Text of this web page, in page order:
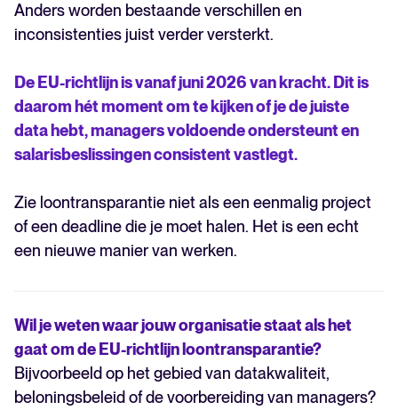
Anders worden bestaande verschillen en
inconsistenties juist verder versterkt.
De EU-richtlijn is vanaf juni 2026 van kracht. Dit is
daarom hét moment om te kijken of je de juiste
data hebt, managers voldoende ondersteunt en
salarisbeslissingen consistent vastlegt.
Zie loontransparantie niet als een eenmalig project
of een deadline die je moet halen. Het is een echt
een nieuwe manier van werken.
Wil je weten waar jouw organisatie staat als het
gaat om de EU-richtlijn loontransparantie?
Bijvoorbeeld op het gebied van datakwaliteit,
beloningsbeleid of de voorbereiding van managers?